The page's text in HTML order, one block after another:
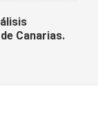
Canarias.